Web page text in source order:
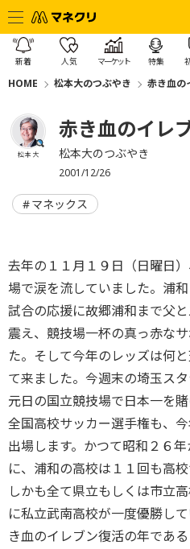
新着 人気 マーケット 特集
HOME 松本大のつぶやき 赤き血の
松本 大
赤き血のイレ
松本大のつぶやき
2001/12/26
マネックス
去年の１１月１９日（日曜日
場で涙を流していました。浦
試合の応援に故郷浦和まで父
震え、競技場一杯の真っ赤な
た。そして今年のレッズは何
て来ました。今週末の埼玉ス
元日の国立競技場で日本一を
全国高校サッカー選手権も、
出場します。かつて昭和２６
に、浦和の高校は１１回も高
しかも全て県立もしくは市立
に私立武南高校が一度優勝し
き血のイレブン復活の年であ